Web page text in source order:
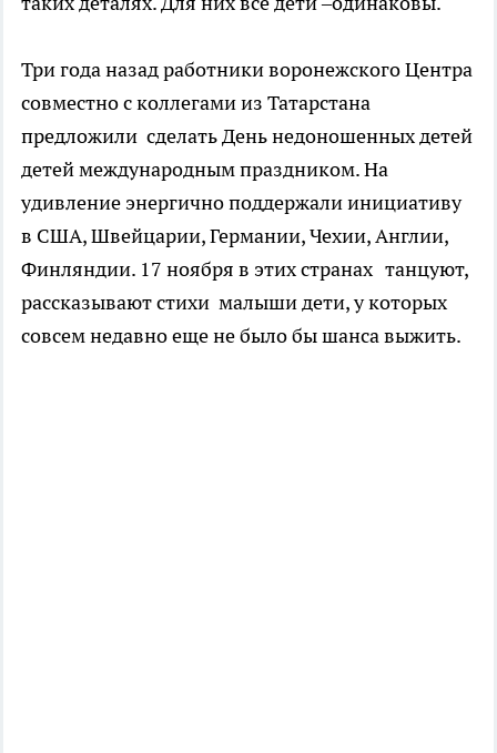
Три года назад работники воронежского Центра
совместно с коллегами из Татарстана
предложили сделать День недоношенных детей
детей международным праздником. На
удивление энергично поддержали инициативу
в США, Швейцарии, Германии, Чехии, Англии,
Финляндии. 17 ноября в этих странах танцуют,
рассказывают стихи малыши дети, у которых
совсем недавно еще не было бы шанса выжить.